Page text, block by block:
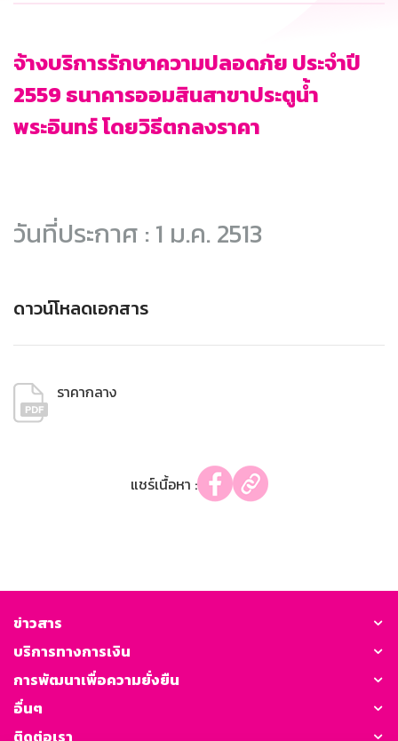
จ้างบริการรักษาความปลอดภัย ประจำปี
2559 ธนาคารออมสินสาขาประตูน้ำ
พระอินทร์ โดยวิธีตกลงราคา
วันที่ประกาศ : 1 ม.ค. 2513
ดาวน์โหลดเอกสาร
ราคากลาง
แชร์เนื้อหา :
ข่าวสาร
บริการทางการเงิน
การพัฒนาเพื่อความยั่งยืน
อื่นๆ